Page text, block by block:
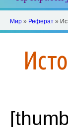
Мир » Реферат »